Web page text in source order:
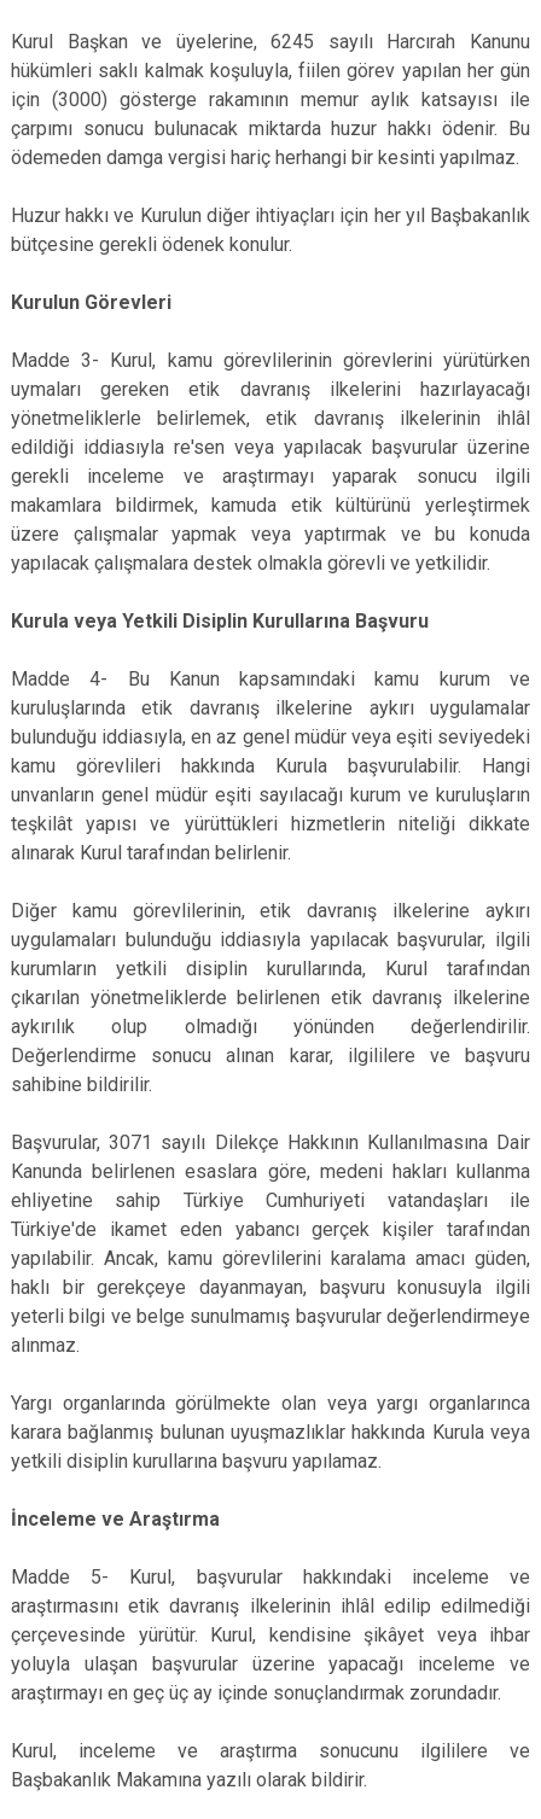
Kurul Başkan ve üyelerine, 6245 sayılı Harcırah Kanunu
hükümleri saklı kalmak koşuluyla, fiilen görev yapılan her gün
için (3000) gösterge rakamının memur aylık katsayısı ile
çarpımı sonucu bulunacak miktarda huzur hakkı ödenir. Bu
ödemeden damga vergisi hariç herhangi bir kesinti yapılmaz.
Huzur hakkı ve Kurulun diğer ihtiyaçları için her yıl Başbakanlık
bütçesine gerekli ödenek konulur.
Kurulun Görevleri
Madde 3- Kurul, kamu görevlilerinin görevlerini yürütürken
uymaları gereken etik davranış ilkelerini hazırlayacağı
yönetmeliklerle belirlemek, etik davranış ilkelerinin ihlâl
edildiği iddiasıyla re'sen veya yapılacak başvurular üzerine
gerekli inceleme ve araştırmayı yaparak sonucu ilgili
makamlara bildirmek, kamuda etik kültürünü yerleştirmek
üzere çalışmalar yapmak veya yaptırmak ve bu konuda
yapılacak çalışmalara destek olmakla görevli ve yetkilidir.
Kurula veya Yetkili Disiplin Kurullarına Başvuru
Madde 4- Bu Kanun kapsamındaki kamu kurum ve
kuruluşlarında etik davranış ilkelerine aykırı uygulamalar
bulunduğu iddiasıyla, en az genel müdür veya eşiti seviyedeki
kamu görevlileri hakkında Kurula başvurulabilir. Hangi
unvanların genel müdür eşiti sayılacağı kurum ve kuruluşların
teşkilât yapısı ve yürüttükleri hizmetlerin niteliği dikkate
alınarak Kurul tarafından belirlenir.
Diğer kamu görevlilerinin, etik davranış ilkelerine aykırı
uygulamaları bulunduğu iddiasıyla yapılacak başvurular, ilgili
kurumların yetkili disiplin kurullarında, Kurul tarafından
çıkarılan yönetmeliklerde belirlenen etik davranış ilkelerine
aykırılık olup olmadığı yönünden değerlendirilir.
Değerlendirme sonucu alınan karar, ilgililere ve başvuru
sahibine bildirilir.
Başvurular, 3071 sayılı Dilekçe Hakkının Kullanılmasına Dair
Kanunda belirlenen esaslara göre, medeni hakları kullanma
ehliyetine sahip Türkiye Cumhuriyeti vatandaşları ile
Türkiye'de ikamet eden yabancı gerçek kişiler tarafından
yapılabilir. Ancak, kamu görevlilerini karalama amacı güden,
haklı bir gerekçeye dayanmayan, başvuru konusuyla ilgili
yeterli bilgi ve belge sunulmamış başvurular değerlendirmeye
alınmaz.
Yargı organlarında görülmekte olan veya yargı organlarınca
karara bağlanmış bulunan uyuşmazlıklar hakkında Kurula veya
yetkili disiplin kurullarına başvuru yapılamaz.
İnceleme ve Araştırma
Madde 5- Kurul, başvurular hakkındaki inceleme ve
araştırmasını etik davranış ilkelerinin ihlâl edilip edilmediği
çerçevesinde yürütür. Kurul, kendisine şikâyet veya ihbar
yoluyla ulaşan başvurular üzerine yapacağı inceleme ve
araştırmayı en geç üç ay içinde sonuçlandırmak zorundadır.
Kurul, inceleme ve araştırma sonucunu ilgililere ve
Başbakanlık Makamına yazılı olarak bildirir.